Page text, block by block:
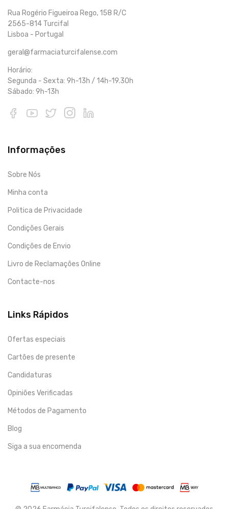
Rua Rogério Figueiroa Rego, 158 R/C
2565-814 Turcifal
Lisboa - Portugal
geral@farmaciaturcifalense.com
Horário:
Segunda - Sexta: 9h-13h / 14h-19.30h
Sábado: 9h-13h
Informações
Sobre Nós
Minha conta
Politica de Privacidade
Condições Gerais
Condições de Envio
Livro de Reclamações Online
Contacte-nos
Links Rápidos
Ofertas especiais
Cartões de presente
Candidaturas
Opiniões Verificadas
Métodos de Pagamento
Blog
Siga a sua encomenda